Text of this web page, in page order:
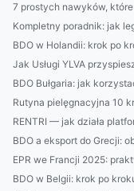
7 prostych nawyków,
Kompletny poradnik: jak
BDO w Holandii: krok po
Jak Usługi YLVA
BDO Bułgaria: jak
Rutyna pielęgnacyjna 10
RENTRI — jak działa
BDO a eksport do Grecji:
EPR we Francji 2025:
BDO w Belgii: krok po